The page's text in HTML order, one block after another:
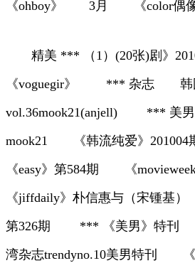
《ohboy》 3月 《color偶
精美 *** （1）(20张)剧
《voguegir》 *** 杂志 韩
vol.36mook21(anjell) *** 美男
mook21 《韩流纯爱》
《easy》第584期 《
《jiffdaily》朴信惠与（宋锺基
第326期 *** 《美男》特
湾杂志trendyno.10美男特刊 《